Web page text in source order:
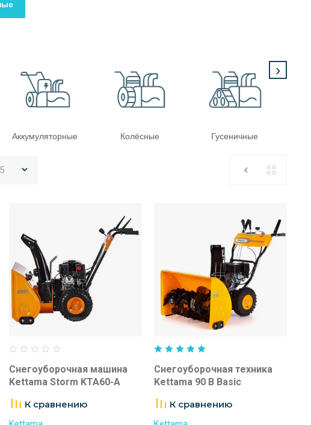
Аккумуляторные Колёсные Гусеничные
›
Снегоуборочная машина
Kettama Storm KTA60-A
К сравнению
Снегоуборочная техника
Kettama 90 B Basic
К сравнению